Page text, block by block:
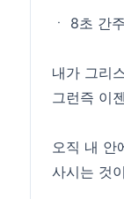
ㆍ 8초 간
내가 그리
그런즉 이
오직 내 안
사시는 것